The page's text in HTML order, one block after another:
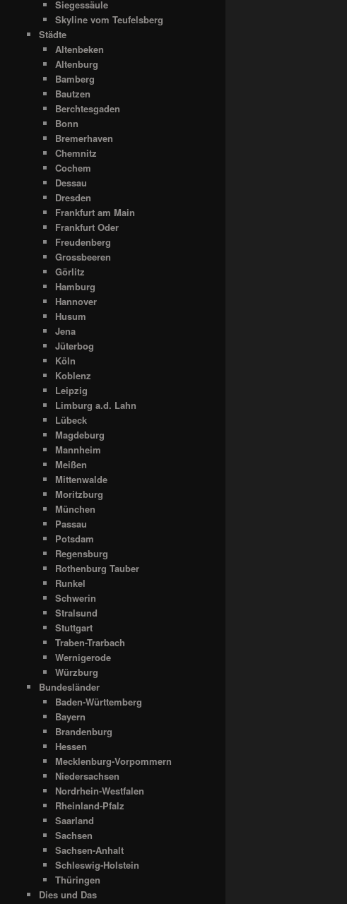
Siegessäule
Skyline vom Teufelsberg
Städte
Altenbeken
Altenburg
Bamberg
Bautzen
Berchtesgaden
Bonn
Bremerhaven
Chemnitz
Cochem
Dessau
Dresden
Frankfurt am Main
Frankfurt Oder
Freudenberg
Grossbeeren
Görlitz
Hamburg
Hannover
Husum
Jena
Jüterbog
Köln
Koblenz
Leipzig
Limburg a.d. Lahn
Lübeck
Magdeburg
Mannheim
Meißen
Mittenwalde
Moritzburg
München
Passau
Potsdam
Regensburg
Rothenburg Tauber
Runkel
Schwerin
Stralsund
Stuttgart
Traben-Trarbach
Wernigerode
Würzburg
Bundesländer
Baden-Württemberg
Bayern
Brandenburg
Hessen
Mecklenburg-Vorpommern
Niedersachsen
Nordrhein-Westfalen
Rheinland-Pfalz
Saarland
Sachsen
Sachsen-Anhalt
Schleswig-Holstein
Thüringen
Dies und Das